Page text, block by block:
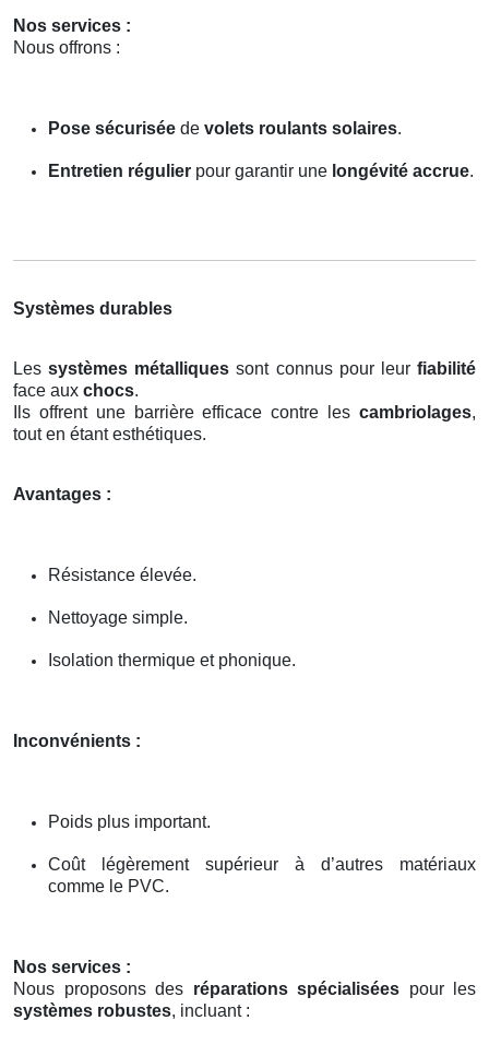
Nos services :
Nous offrons :
Pose sécurisée de volets roulants solaires.
Entretien régulier pour garantir une longévité accrue.
Systèmes durables
Lessystèmes métalliques sont connus pour leurfiabilité
face aux chocs.
Ils offrent une barrière efficace contre les cambriolages,
tout en étant esthétiques.
Avantages :
Résistance élevée.
Nettoyage simple.
Isolation thermique et phonique.
Inconvénients :
Poids plus important.
Coût légèrement supérieur à d’autres matériaux
comme le PVC.
Nos services :
Nous proposons des réparations spécialisées pour les
systèmes robustes, incluant :